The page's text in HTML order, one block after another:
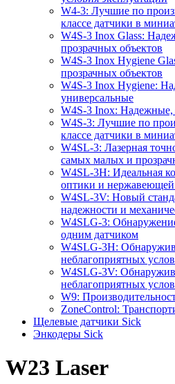
W4-3: Лучшие по
классе датчики в
W4S-3 Inox Glass:
прозрачных объектов
W4S-3 Inox Hygiene
прозрачных объектов
W4S-3 Inox Hygiene:
универсальные
W4S-3 Inox: Надежные,
W4S-3: Лучшие по
классе датчики в
W4SL-3: Лазерная
самых малых и
W4SL-3H: Идеальная
оптики и нержавеющей
W4SL-3V: Новый
надежности и
W4SLG-3:
одним датчиком
W4SLG-3H:
неблагоприятных
W4SLG-3V:
неблагоприятных
W9:
ZoneControl:
Щелевые датчики Sick
Энкодеры Sick
W23 Laser